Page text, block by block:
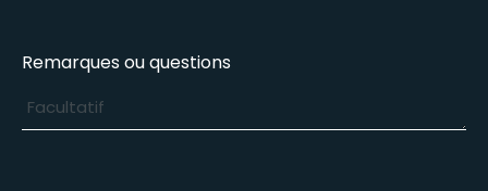
Remarques ou questions